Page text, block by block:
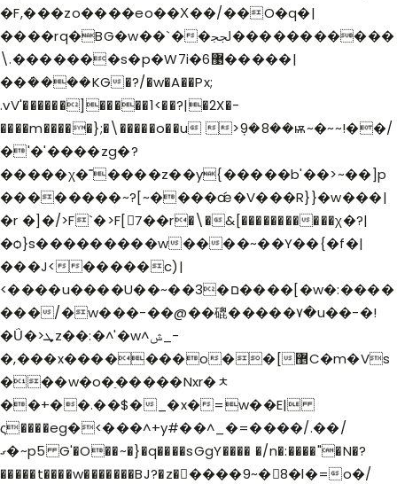
�F,���zo����eo��Χ��/��O�q�|
����rq�BG�w��`��ﶃ�����������
\.�������s�p�W7i�6޹�����|
��ܿ����KG�?/�w�A��Px;
.vV'������]�����1<��?|�2X�-
����m�����};�\�����o��u >ܼ9�8��ѭ~�~~!��/
�'�'����zg�?
�����χ�˭����z��y{�����b'��>~��]p
��������~?[~����ǽ�V���R}}�w���|
�r �]�/>F`�>F[7ً��r�\�&[�����������χ�?|
�ѻ}s���������w����~��Y��{�f�|
���J<�����c)|
<����u����U��~��3�ם����[�w�:����
���/�w���-��@��磇�����٧�u��-�!
�Ǘ�>ܜz��:�^'�w^ݜ_-
�,���x�������o��[޵C�m�Vs
���w�o�ַ�����Nxr�ﾺ
��+��.��$�_�x�=w��E|
ς����eg�<���^+y#��^_�=����/.��/
ގ�~p5 G'�O��~�}�q����sGgY���� �/n�:����"�N�?
�����t����w�������BJ?�z�����9~�8�l�=o�/